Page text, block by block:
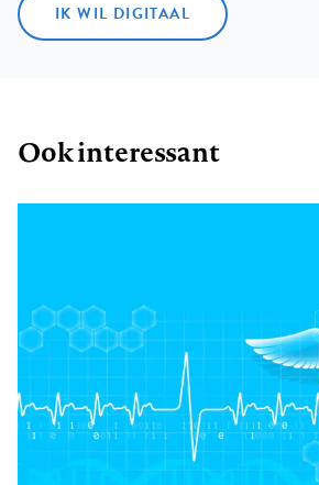
IK WIL DIGITAAL
Ook interessant